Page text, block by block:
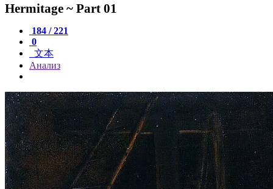
Hermitage ~ Part 01
184 / 221
0
文本
Анализ